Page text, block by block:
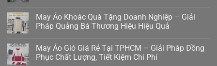
May Áo Khoác Quà Tặng Doanh Nghiệp – Giải
Pháp Quảng Bá Thương Hiệu Hiệu Quả
May Áo Gió Giá Rẻ Tại TPHCM – Giải Pháp Đồng
Phục Chất Lượng, Tiết Kiệm Chi Phí